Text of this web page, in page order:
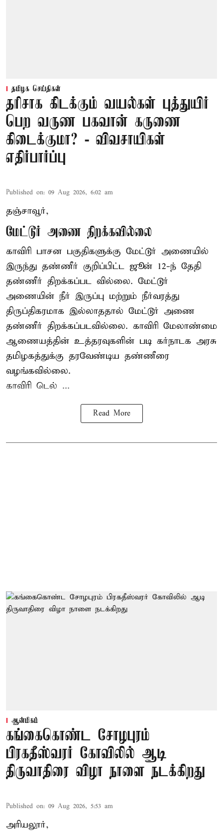
தமிழக செய்திகள்
தரிசாக கிடக்கும் வயல்கள் புத்துயிர்
பெற வருண பகவான் கருணை
கிடைக்குமா? - விவசாயிகள்
எதிர்பார்ப்பு
Published on: 09 Aug 2026, 6:02 am
தஞ்சாவூர்,
மேட்டூர் அணை திறக்கவில்லை
காவிரி பாசன பகுதிகளுக்கு மேட்டூர் அணையில்
இருந்து தண்ணீர் குறிப்பிட்ட ஜூன் 12-ந் தேதி
தண்ணீர் திறக்கப்பட வில்லை. மேட்டூர்
அணையின் நீர் இருப்பு மற்றும் நீர்வரத்து
திருப்திகரமாக இல்லாததால் மேட்டூர் அணை
தண்ணீர் திறக்கப்படவில்லை. காவிரி மேலாண்மை
ஆணையத்தின் உத்தரவுகளின் படி கர்நாடக அரசு
தமிழகத்துக்கு தரவேண்டிய தண்ணீரை
வழங்கவில்லை.
காவிரி டெல் ...
Read More
ஆன்மிகம்
கங்கைகொண்ட சோழபுரம்
பிரகதீஸ்வரர் கோவிலில் ஆடி
திருவாதிரை விழா நாளை நடக்கிறது
Published on: 09 Aug 2026, 5:53 am
அரியலூர்,